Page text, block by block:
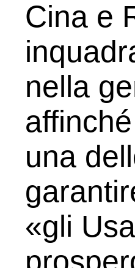
Cina e
nella
una
«gli